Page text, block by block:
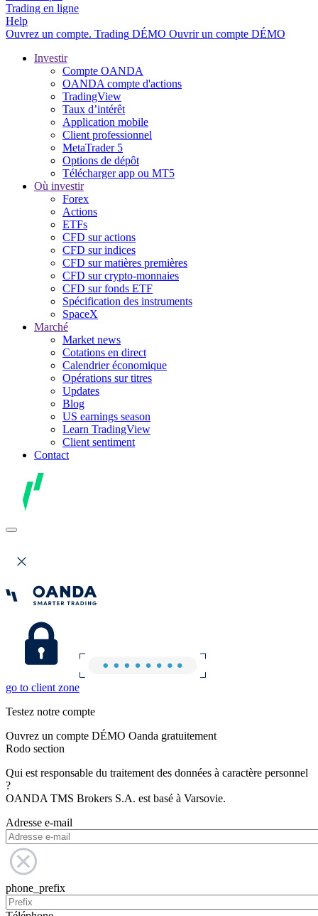
Trading en ligne
Help
Ouvrez un compte. Trading DÉMO Ouvrir un compte DÉMO
Investir
Compte OANDA
OANDA compte d'actions
TradingView
Taux d’intérêt
Application mobile
Client professionnel
MetaTrader 5
Options de dépôt
Télécharger app ou MT5
Où investir
Forex
Actions
ETFs
CFD sur actions
CFD sur indices
CFD sur matières premières
CFD sur crypto-monnaies
CFD sur fonds ETF
Spécification des instruments
SpaceX
Marché
Market news
Cotations en direct
Calendrier économique
Opérations sur titres
Updates
Blog
US earnings season
Learn TradingView
Client sentiment
Contact
go to client zone
Testez notre compte
Ouvrez un compte DÉMO Oanda gratuitement
Rodo section
Qui est responsable du traitement des données à caractère personnel
?
OANDA TMS Brokers S.A. est basé à Varsovie.
Adresse e-mail
phone_prefix